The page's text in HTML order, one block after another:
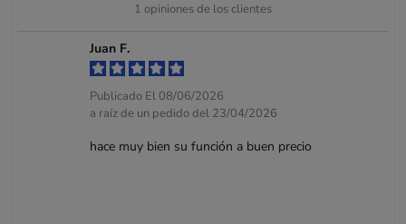
1 opiniones de los clientes
Juan F.
Publicado El 08/06/2026
a raíz de un pedido del 23/04/2026
hace muy bien su función a buen precio